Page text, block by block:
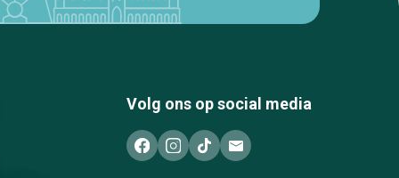
Volg ons op social media